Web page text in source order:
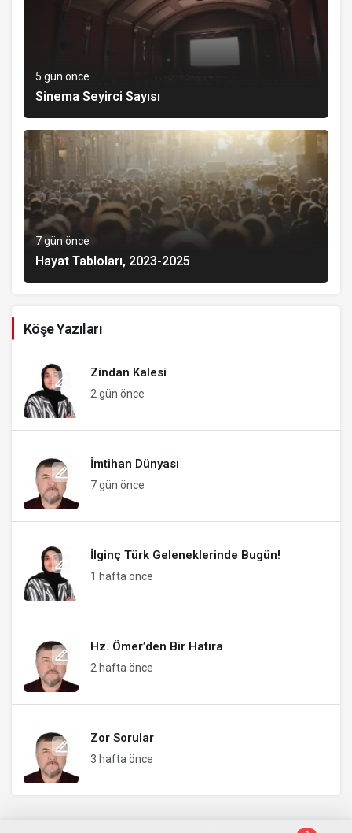
5 gün önce
Sinema Seyirci Sayısı
7 gün önce
Hayat Tabloları, 2023-2025
Köşe Yazıları
Zindan Kalesi
2 gün önce
İmtihan Dünyası
7 gün önce
İlginç Türk Geleneklerinde Bugün!
1 hafta önce
Hz. Ömer’den Bir Hatıra
2 hafta önce
Zor Sorular
3 hafta önce